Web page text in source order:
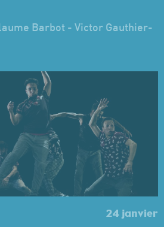
Barbot - Victor Gauthier-
24 janvier